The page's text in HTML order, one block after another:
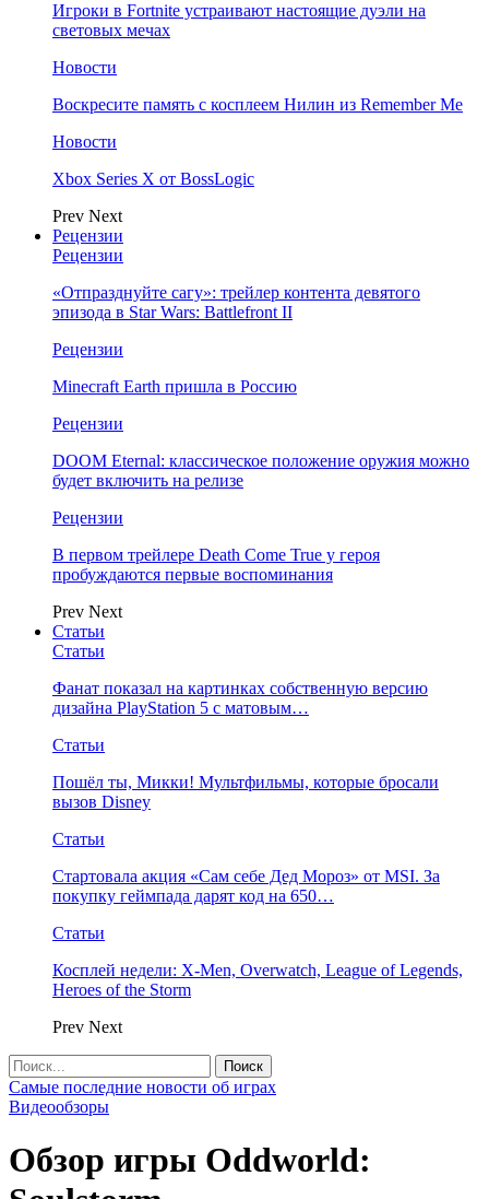
Игроки в Fortnite устраивают настоящие дуэли на
световых мечах
Новости
Воскресите память с косплеем Нилин из Remember Me
Новости
Xbox Series X от BossLogic
Prev Next
Рецензии
Рецензии
«Отпразднуйте сагу»: трейлер контента девятого
эпизода в Star Wars: Battlefront II
Рецензии
Minecraft Earth пришла в Россию
Рецензии
DOOM Eternal: классическое положение оружия можно
будет включить на релизе
Рецензии
В первом трейлере Death Come True у героя
пробуждаются первые воспоминания
Prev Next
Статьи
Статьи
Фанат показал на картинках собственную версию
дизайна PlayStation 5 с матовым…
Статьи
Пошёл ты, Микки! Мультфильмы, которые бросали
вызов Disney
Статьи
Стартовала акция «Сам себе Дед Мороз» от MSI. За
покупку геймпада дарят код на 650…
Статьи
Косплей недели: X-Men, Overwatch, League of Legends,
Heroes of the Storm
Prev Next
Самые последние новости об играх
Видеообзоры
Обзор игры Oddworld: